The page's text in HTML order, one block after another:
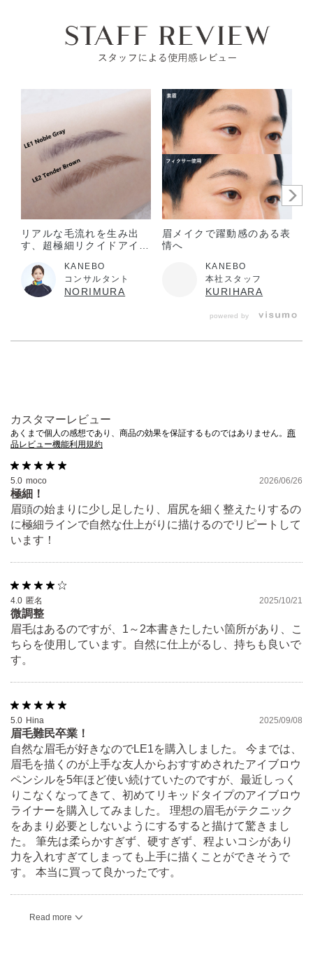
使用したお肌に、直射日光があたって上記のような異常
があらわれた場合。
とがありますので、皮フ科医にご相談されることをおすすめ
目に入らないように注意し、入ったときは、すぐに充分洗い
流してください。
子供や認知症の方などの誤飲・誤食等を防ぐため、置き場所
にご注意ください。
極端に温度の高い所や低い所、直射日光のあたる場所には、
置かないでください。
リアルな毛流れを生み出
す、超極細リクイドアイブ
KANEBO
コンサルタント
NORIMURA
眉メイクで躍動感のある表
情へ
KANEBO
本社スタッフ
KURIHARA
powered by
カスタマーレビュー
あくまで個人の感想であり、商品の効果を保証するものではありません。 商
品レビュー機能利用規約
5.0 moco 2026/06/26
極細！
眉頭の始まりに少し足したり、眉尻を細く整えたりするの
に極細ラインで自然な仕上がりに描けるのでリピートして
います！
4.0 匿名 2025/10/21
微調整
眉毛はあるのですが、1～2本書きたしたい箇所があり、こ
ちらを使用しています。自然に仕上がるし、持ちも良いで
す。
5.0 Hina 2025/09/08
眉毛難民卒業！
自然な眉毛が好きなのでLE1を購入しました。 今までは、
眉毛を描くのが上手な友人からおすすめされたアイブロウ
ペンシルを5年ほど使い続けていたのですが、最近しっく
りこなくなってきて、初めてリキッドタイプのアイブロウ
ライナーを購入してみました。 理想の眉毛がテクニック
をあまり必要としないようにするすると描けて驚きまし
た。 筆先は柔らかすぎず、硬すぎず、程よいコシがあり
力を入れすぎてしまっても上手に描くことができそうで
す。 本当に買って良かったです。
Read more